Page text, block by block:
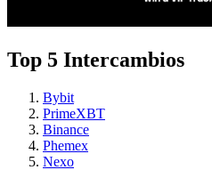
Top 5 Intercambios
Bybit
PrimeXBT
Binance
Phemex
Nexo